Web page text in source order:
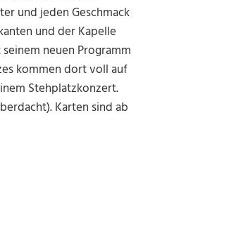
und jeden Geschmack
und der Kapelle
neuen Programm
kommen dort voll auf
Stehplatzkonzert.
Karten sind ab